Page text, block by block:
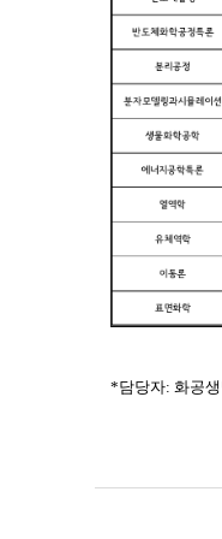
*담당자: 화공